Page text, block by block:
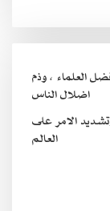
العلماء ، وذم
اضلال الناس
الامر على
العالم